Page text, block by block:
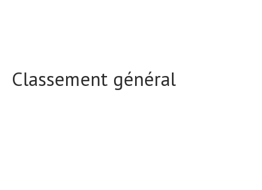
Classement général